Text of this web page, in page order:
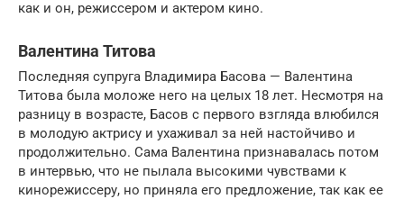
как и он, режиссером и актером кино.
Валентина Титова
Последняя супруга Владимира Басова — Валентина
Титова была моложе него на целых 18 лет. Несмотря на
разницу в возрасте, Басов с первого взгляда влюбился
в молодую актрису и ухаживал за ней настойчиво и
продолжительно. Сама Валентина признавалась потом
в интервью, что не пылала высокими чувствами к
кинорежиссеру, но приняла его предложение, так как ее